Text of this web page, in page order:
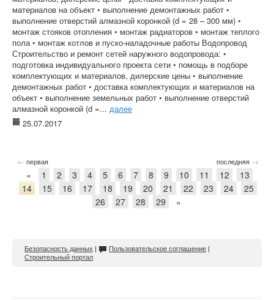
материалов на объект • выполнение демонтажных работ •
выполнение отверстий алмазной коронкой (d = 28 – 300 мм) •
монтаж стояков отопления • монтаж радиаторов • монтаж теплого
пола • монтаж котлов и пуско-наладочные работы Водопровод
Строительство и ремонт сетей наружного водопровода: •
подготовка индивидуального проекта сети • помощь в подборе
комплектующих и материалов, дилерские цены • выполнение
демонтажных работ • доставка комплектующих и материалов на
объект • выполнение земельных работ • выполнение отверстий
алмазной коронкой (d =... далее
25.07.2017
← первая последняя →
« 1 2 3 4 5 6 7 8 9 10 11 12
13
14
15 16 17 18 19 20 21 22 23 24
25
26
27 28 29 »
Безопасность данных | Пользовательское соглашение |
Строительный портал